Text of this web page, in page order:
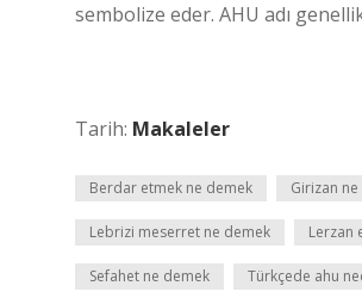
sembolize eder. AHU adı
Tarih: Makaleler
Berdar etmek ne demek Girizan
Lebrizi meserret ne demek Lerzan
Sefahet ne demek Türkçede ahu